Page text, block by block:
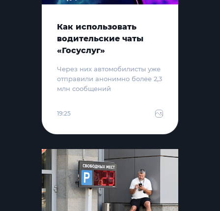
Как использовать
водительские чаты
«Госуслуг»
Через них автомобилисты уже
отправили анонимно более 2,3
млн сообщений
19:25